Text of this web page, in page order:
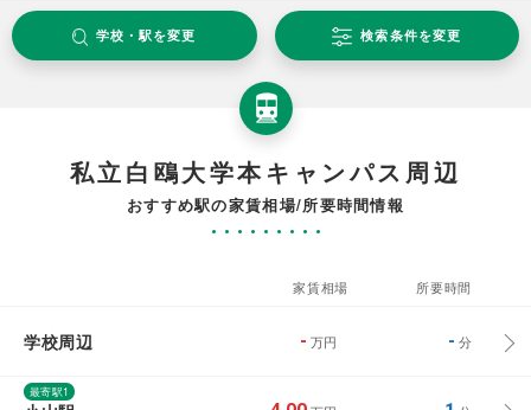
学校・駅を変更 検索条件を変更
私立白鴎大学本キャンパス周辺
おすすめ駅の家賃相場/所要時間情報
家賃相場 所要時間
学校周辺 - 万円 - 分
最寄駅1